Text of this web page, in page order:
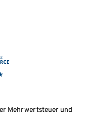
Mehrwertsteuer und